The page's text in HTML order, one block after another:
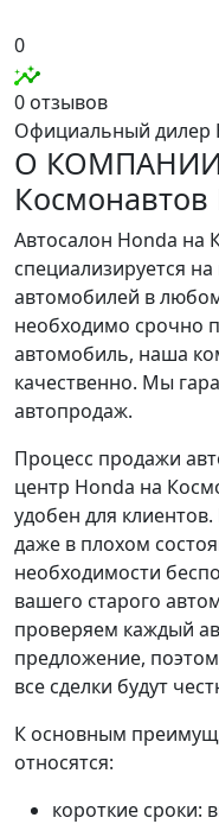
0
0 отзывов
Официальный дилер
О КОМПАНИИ
Космонавтов
Автосалон Honda на
специализируется
автомобилей в
необходимо срочно
автомобиль, наша
качественно. Мы
автопродаж.
Процесс продажи
центр Honda на
удобен для
даже в плохом
необходимости
вашего старого
проверяем каждый
предложение,
все сделки будут
К основным
относятся:
короткие сроки: